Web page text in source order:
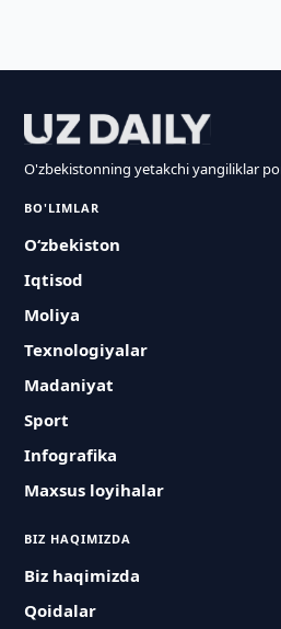
O'zbekistonning yetakchi yangiliklar
BO'LIMLAR
O‘zbekiston
Iqtisod
Moliya
Texnologiyalar
Madaniyat
Sport
Infografika
Maxsus loyihalar
BIZ HAQIMIZDA
Biz haqimizda
Qoidalar